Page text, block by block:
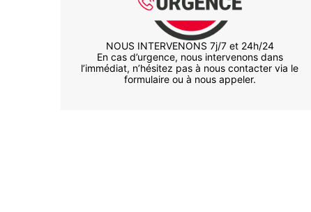
NOUS INTERVENONS 7j/7 et 24h/24
En cas d’urgence, nous intervenons dans
l’immédiat, n’hésitez pas à nous contacter via le
formulaire ou à nous appeler.